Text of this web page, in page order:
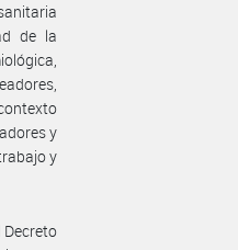
de la
y
y